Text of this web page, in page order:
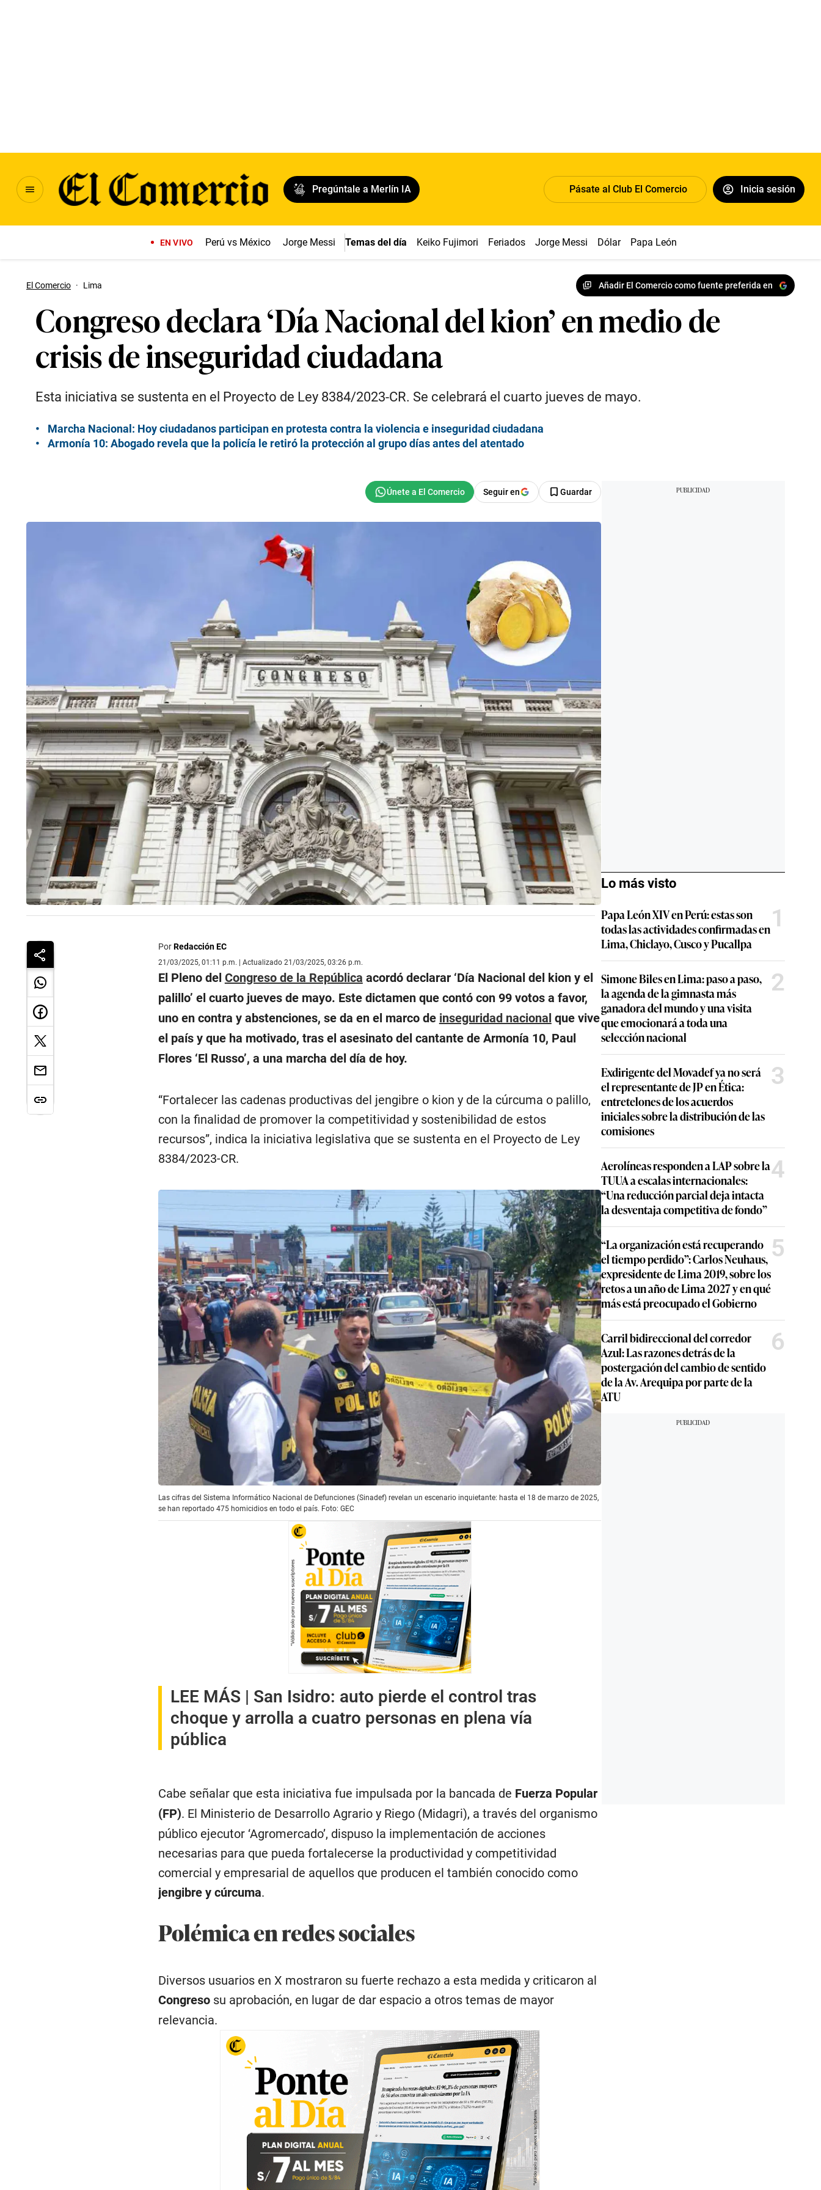
Pregúntale a Merlín IA Pásate al Club El Comercio Inicia sesión
EN VIVO Perú vs México Jorge Messi Temas del día Keiko Fujimori Feriados Jorge Messi Dólar Papa León XIV
El Comercio · Lima Añadir El Comercio como fuente preferida en
Congreso declara ‘Día Nacional del kion’ en medio de
crisis de inseguridad ciudadana
Esta iniciativa se sustenta en el Proyecto de Ley 8384/2023-CR. Se celebrará el cuarto jueves de mayo.
Marcha Nacional: Hoy ciudadanos participan en protesta contra la violencia e inseguridad ciudadana
Armonía 10: Abogado revela que la policía le retiró la protección al grupo días antes del atentado
Seguir en Guardar
PorRedacción EC
21/03/2025, 01:11 p.m. | Actualizado 21/03/2025, 03:26 p.m.
El Pleno del Congreso de la República acordó declarar ‘Día Nacional del kion y el
palillo’ el cuarto jueves de mayo. Este dictamen que contó con 99 votos a favor,
uno en contra y abstenciones, se da en el marco de inseguridad nacional que vive
el país y que ha motivado, tras el asesinato del cantante de Armonía 10, Paul
Flores ‘El Russo’, a una marcha del día de hoy.
“Fortalecer las cadenas productivas del jengibre o kion y de la cúrcuma o palillo,
con la finalidad de promover la competitividad y sostenibilidad de estos
recursos”, indica la iniciativa legislativa que se sustenta en el Proyecto de Ley
8384/2023-CR.
Las cifras del Sistema Informático Nacional de Defunciones (Sinadef) revelan un escenario inquietante: hasta el 18 de marzo de 2025,
se han reportado 475 homicidios en todo el país. Foto: GEC
LEE MÁS | San Isidro: auto pierde el control tras
choque y arrolla a cuatro personas en plena vía
pública
Cabe señalar que esta iniciativa fue impulsada por la bancada de Fuerza Popular
(FP). El Ministerio de Desarrollo Agrario y Riego (Midagri), a través del organismo
público ejecutor ‘Agromercado’, dispuso la implementación de acciones
necesarias para que pueda fortalecerse la productividad y competitividad
comercial y empresarial de aquellos que producen el también conocido como
jengibre y cúrcuma.
Polémica en redes sociales
Diversos usuarios en X mostraron su fuerte rechazo a esta medida y criticaron al
Congresosu aprobación, en lugar de dar espacio a otros temas de mayor
relevancia.
Lo más visto
Papa León XIV en Perú: estas son
todas las actividades confirmadas en
Lima, Chiclayo, Cusco y Pucallpa
1
Simone Biles en Lima: paso a paso,
la agenda de la gimnasta más
ganadora del mundo y una visita
que emocionará a toda una
selección nacional
2
Exdirigente del Movadef ya no será
el representante de JP en Ética:
entretelones de los acuerdos
iniciales sobre la distribución de las
comisiones
3
Aerolíneas responden a LAP sobre la
TUUA a escalas internacionales:
“Una reducción parcial deja intacta
la desventaja competitiva de fondo”
4
“La organización está recuperando
el tiempo perdido”: Carlos Neuhaus,
expresidente de Lima 2019, sobre los
retos a un año de Lima 2027 y en qué
más está preocupado el Gobierno
5
Carril bidireccional del corredor
Azul: Las razones detrás de la
postergación del cambio de sentido
de la Av. Arequipa por parte de la
ATU
6